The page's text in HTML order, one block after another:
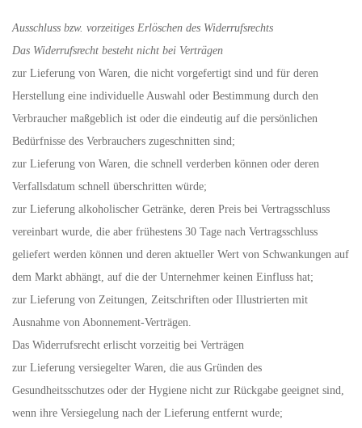
Ausschluss bzw. vorzeitiges Erlöschen des Widerrufsrechts
Das Widerrufsrecht besteht nicht bei Verträgen
zur Lieferung von Waren, die nicht vorgefertigt sind und für deren
Herstellung eine individuelle Auswahl oder Bestimmung durch den
Verbraucher maßgeblich ist oder die eindeutig auf die persönlichen
Bedürfnisse des Verbrauchers zugeschnitten sind;
zur Lieferung von Waren, die schnell verderben können oder deren
Verfallsdatum schnell überschritten würde;
zur Lieferung alkoholischer Getränke, deren Preis bei Vertragsschluss
vereinbart wurde, die aber frühestens 30 Tage nach Vertragsschluss
geliefert werden können und deren aktueller Wert von Schwankungen auf
dem Markt abhängt, auf die der Unternehmer keinen Einfluss hat;
zur Lieferung von Zeitungen, Zeitschriften oder Illustrierten mit
Ausnahme von Abonnement-Verträgen.
Das Widerrufsrecht erlischt vorzeitig bei Verträgen
zur Lieferung versiegelter Waren, die aus Gründen des
Gesundheitsschutzes oder der Hygiene nicht zur Rückgabe geeignet sind,
wenn ihre Versiegelung nach der Lieferung entfernt wurde;